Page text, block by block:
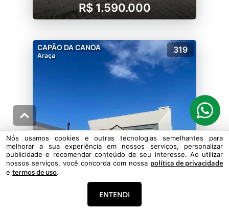
R$ 1.590.000
CAPÃO DA CANOA
Araça
319
3 dorms 3 suítes
Nós usamos cookies e outras tecnologias semelhantes para
melhorar a sua experiência em nossos serviços, personalizar
publicidade e recomendar conteúdo de seu interesse. Ao utilizar
nossos serviços, você concorda com nossa política de privacidade
e termos de uso.
ENTENDI